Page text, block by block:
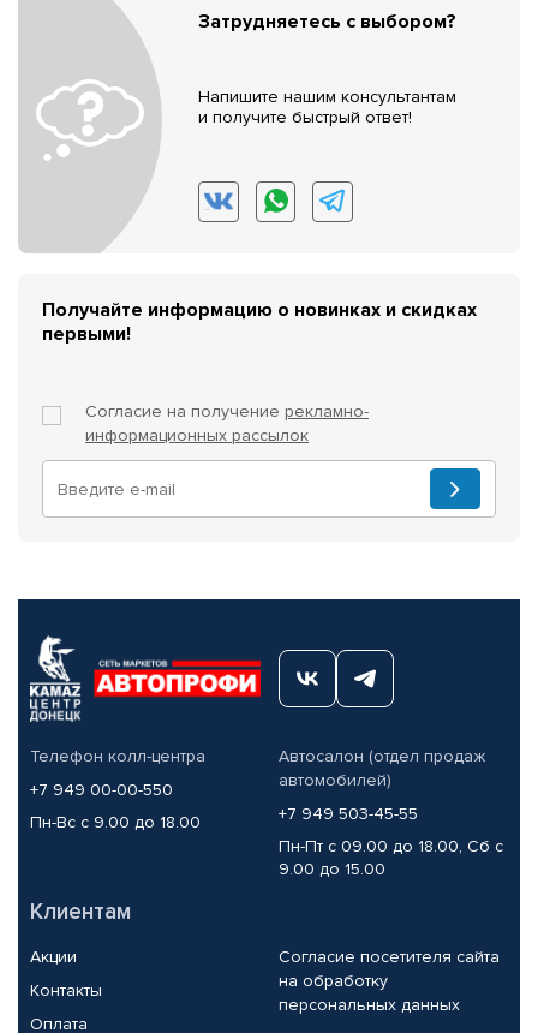
Затрудняетесь с выбором?
Напишите нашим консультантам
и получите быстрый ответ!
Получайте информацию о новинках и скидках
первыми!
Согласие на получение рекламно-
информационных рассылок
Телефон колл-центра
+7 949 00-00-550
Пн-Вс с 9.00 до 18.00
Автосалон (отдел продаж
автомобилей)
+7 949 503-45-55
Пн-Пт с 09.00 до 18.00, Сб с
9.00 до 15.00
Клиентам
Акции
Контакты
Оплата
Согласие посетителя сайта
на обработку
персональных данных